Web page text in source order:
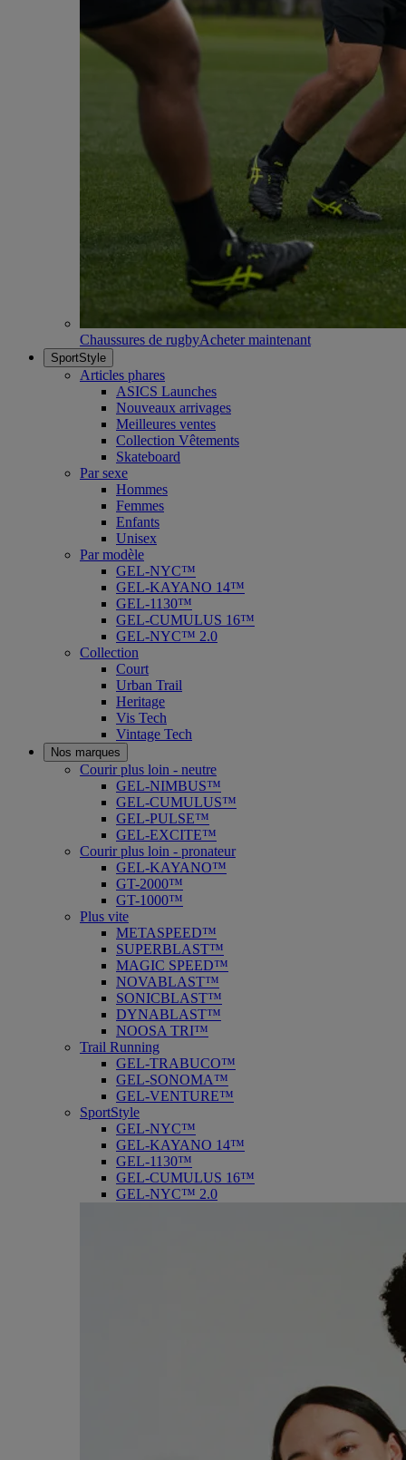
Chaussures de rugbyAcheter maintenant
SportStyle
Articles phares
ASICS Launches
Nouveaux arrivages
Meilleures ventes
Collection Vêtements
Skateboard
Par sexe
Hommes
Femmes
Enfants
Unisex
Par modèle
GEL-NYC™
GEL-KAYANO 14™
GEL-1130™
GEL-CUMULUS 16™
GEL-NYC™ 2.0
Collection
Court
Urban Trail
Heritage
Vis Tech
Vintage Tech
Nos marques
Courir plus loin - neutre
GEL-NIMBUS™
GEL-CUMULUS™
GEL-PULSE™
GEL-EXCITE™
Courir plus loin - pronateur
GEL-KAYANO™
GT-2000™
GT-1000™
Plus vite
METASPEED™
SUPERBLAST™
MAGIC SPEED™
NOVABLAST™
SONICBLAST™
DYNABLAST™
NOOSA TRI™
Trail Running
GEL-TRABUCO™
GEL-SONOMA™
GEL-VENTURE™
SportStyle
GEL-NYC™
GEL-KAYANO 14™
GEL-1130™
GEL-CUMULUS 16™
GEL-NYC™ 2.0